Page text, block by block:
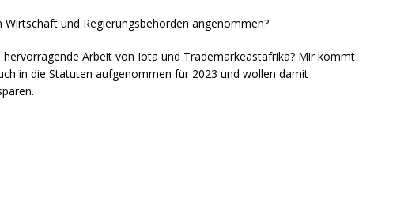
und Regierungsbehörden angenommen?
Arbeit von Iota und Trademarkeastafrika? Mir kommt
in die Statuten aufgenommen für 2023 und wollen damit